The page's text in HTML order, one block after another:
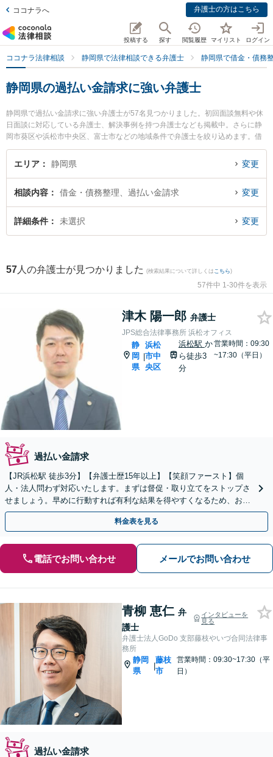
ココナラへ 弁護士の方はこちら
投稿する 探す 閲覧履歴 マイリスト ログイン
ココナラ法律相談 静岡県で法律相談できる弁護士 静岡県で借金・債務
静岡県の過払い金請求に強い弁護士
静岡県で過払い金請求に強い弁護士が57名見つかりました。初回面談無料や休
日面談に対応している弁護士、解決事例を持つ弁護士なども掲載中。さらに静
岡市葵区や浜松市中央区、富士市などの地域条件で弁護士を絞り込めます。借
金・債務整理に関係する消費者金融の債務整理やクレジット会社の債務整理、
リボ払いの債務整理等の細かな分野での絞り込み検索もでき便利です。特にJP
のプロフィール情報や弁護士費用、強みなどが注目されています。『静岡県で
土日や夜間に発生した過払い金請求のトラブルを今すぐに弁護士に相談した
い』『過払い金請求のトラブル解決の実績豊富な近くの弁護士を検索したい』
エリア 静岡県 変更
相談内容 借金・債務整理、過払い金請求 変更
詳細条件 未選択 変更
57 人の弁護士が見つかりました (検索結果について詳しくは こちら)
57件中 1-30件を表示
津木 陽一郎 弁護士
JPS総合法律事務所 浜松オフィス
静
岡
県
|
浜松
市中
央区
浜松駅 か
ら徒歩3
分
営業時間：09:30
~17:30（平日）
過払い金請求
【JR浜松駅 徒歩3分】【弁護士歴15年以上】【笑顔ファースト】個
人・法人問わず対応いたします。まずは督促・取り立てをストップさ
せましょう。早めに行動すれば有利な結果を得やすくなるため、お悩
みの際はすぐに弁護士にご相談ください。
料金表を見る
電話でお問い合わせ メールでお問い合わせ
青柳 恵仁 弁
護士
インタビューを
見る
弁護士法人GoDo 支部藤枝やいづ合同法律事
務所
静岡
県
|
藤枝
市
営業時間：09:30~17:30（平
日）
過払い金請求